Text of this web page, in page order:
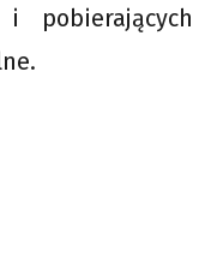
pobierających